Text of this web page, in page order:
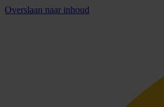
Overslaan naar inhoud